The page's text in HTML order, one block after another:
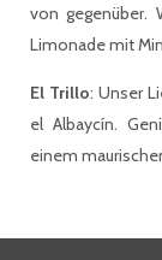
von gegenüber.
Limonade mit
El Trillo: Unser
el Albaycín.
einem